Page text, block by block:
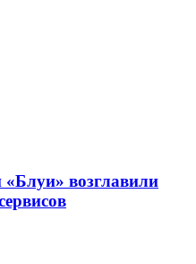
возглавили